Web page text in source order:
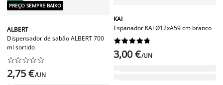
PREÇO SEMPRE BAIXO
ALBERT
Dispensador de sabão ALBERT 700
ml sortido






2,75 €/UN
KAI
Espanador KAI Ø12xA59 cm branco






3,00 €/UN